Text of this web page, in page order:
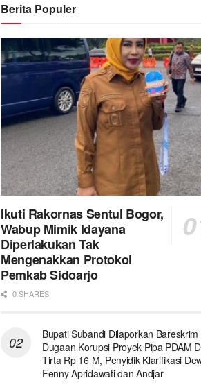
Berita Populer
Ikuti Rakornas Sentul Bogor,
Wabup Mimik Idayana
Diperlakukan Tak
Mengenakkan Protokol
Pemkab Sidoarjo
0 SHARES
Bupati Subandi Dilaporkan Bareskrim
Dugaan Korupsi Proyek Pipa PDAM
Tirta Rp 16 M, Penyidik Klarifikasi
Fenny Apridawati dan Andjar